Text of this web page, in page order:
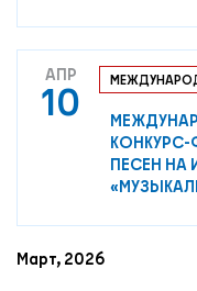
Контакты
САШ ЮНЕСКО в
АПР
10
ПЕСЕН НА
Март, 2026